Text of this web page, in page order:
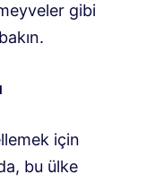
gibi
için
bu ülke